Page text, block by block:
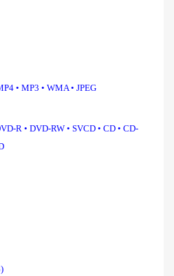
• MP3 • WMA • JPEG
R • DVD-RW • SVCD • CD • CD-